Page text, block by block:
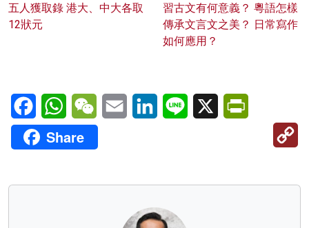
五人獲取錄 港大、中大各取
12狀元
習古文有何意義？ 粵語怎樣
傳承文言文之美？ 日常寫作
如何應用？
FacebookWhatsAppWeChatEmail LinkedInLine X
Share